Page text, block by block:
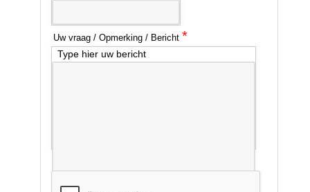
Uw vraag / Opmerking / Bericht *
Type hier uw bericht